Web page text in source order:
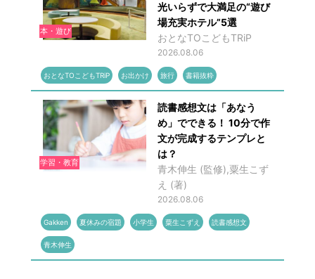
本・遊び
光いらずで大満足の“遊び
場充実ホテル”5選
おとなTOこどもTRiP
2026.08.06
おとなTOこどもTRiP お出かけ 旅行 書籍抜粋
学習・教育
読書感想文は「あなう
め」でできる！ 10分で作
文が完成するテンプレと
は？
青木伸生 (監修),粟生こず
え (著)
2026.08.06
Gakken 夏休みの宿題 小学生 粟生こずえ 読書感想文
青木伸生